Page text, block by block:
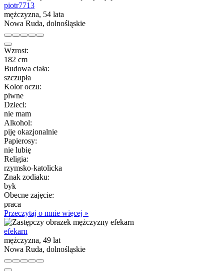
piotr7713
mężczyzna, 54 lata
Nowa Ruda, dolnośląskie
Wzrost:
182 cm
Budowa ciała:
szczupła
Kolor oczu:
piwne
Dzieci:
nie mam
Alkohol:
piję okazjonalnie
Papierosy:
nie lubię
Religia:
rzymsko-katolicka
Znak zodiaku:
byk
Obecne zajęcie:
praca
Przeczytaj o mnie więcej »
efekarn
mężczyzna, 49 lat
Nowa Ruda, dolnośląskie